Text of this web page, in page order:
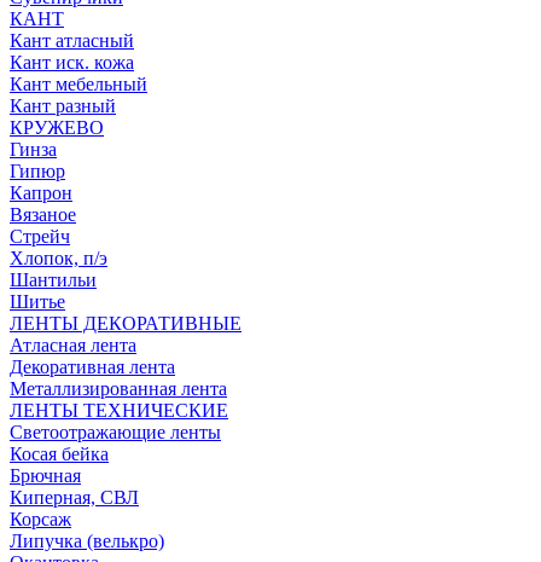
КАНТ
Кант атласный
Кант иск. кожа
Кант мебельный
Кант разный
КРУЖЕВО
Гинза
Гипюр
Капрон
Вязаное
Стрейч
Хлопок, п/э
Шантильи
Шитье
ЛЕНТЫ ДЕКОРАТИВНЫЕ
Атласная лента
Декоративная лента
Металлизированная лента
ЛЕНТЫ ТЕХНИЧЕСКИЕ
Светоотражающие ленты
Косая бейка
Брючная
Киперная, СВЛ
Корсаж
Липучка (велькро)